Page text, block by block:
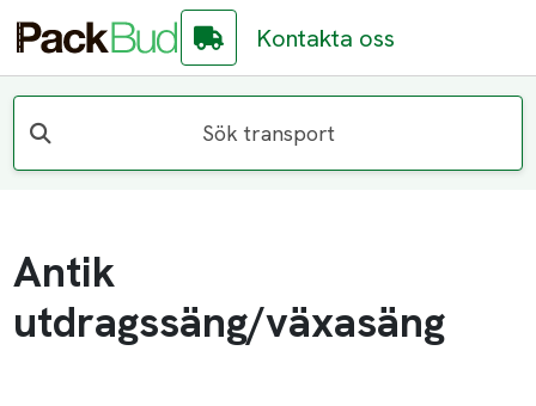
Kontakta oss
Sök transport
Antik
utdragssäng/växasäng